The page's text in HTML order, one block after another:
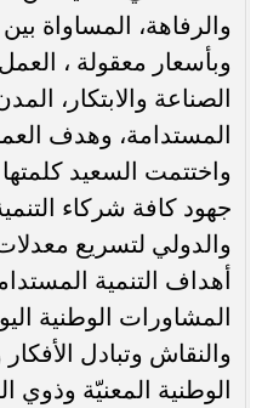
والرفاهة، المساواة
وبأسعار معقولة ، العمل
الصناعة والابتكار،
المستدامة، وهدف
واختتمت السعيد
جهود كافة شركاء
والدولي لتسريع
أهداف التنمية
المشاورات الوطنية
والنقاش وتبادل
الوطنية المعنيّة وذوي